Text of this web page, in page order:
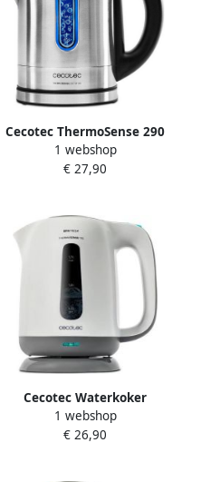
Cecotec ThermoSense 290
stalen waterkoker 2200 W
BPA-vrij 360º basis anti-
instelbare
1 webshop
€ 27,90
Cecotec Waterkoker
ThermoSense 170 2200W 1 7
L Grijs Plastic 2200 W 1850-
1 webshop
€ 26,90